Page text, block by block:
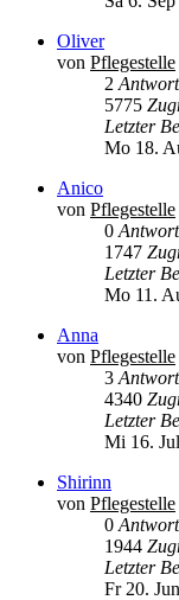
Oliver
von Pflegestelle
2
5775
Letzter
Mo 18.
Anico
von Pflegestelle
0
1747
Letzter
Mo 11.
Anna
von Pflegestelle
3
4340
Letzter
Mi 16.
Shirinn
von Pflegestelle
0
1944
Letzter
Fr 20.